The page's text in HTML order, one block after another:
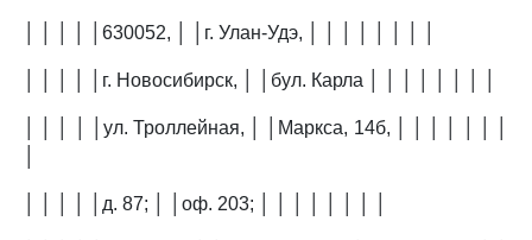
│ │ │ │ │630052, │ │г. Улан-Удэ, │ │ │ │ │ │ │ │
│ │ │ │ │г. Новосибирск, │ │бул. Карла │ │ │ │ │ │ │ │
│ │ │ │ │ул. Троллейная, │ │Маркса, 14б, │ │ │ │ │ │ │
│ │ │ │ │д. 87; │ │оф. 203; │ │ │ │ │ │ │ │